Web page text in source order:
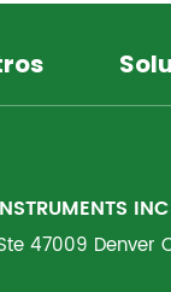
INC
47009 Denver